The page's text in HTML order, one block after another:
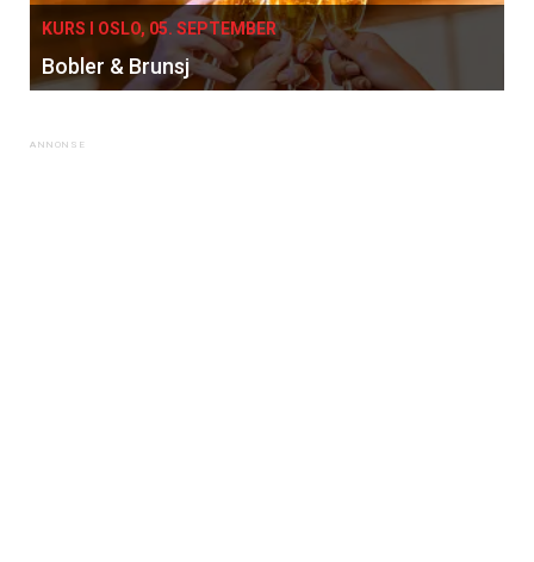
KURS I OSLO, 05. SEPTEMBER
Bobler & Brunsj